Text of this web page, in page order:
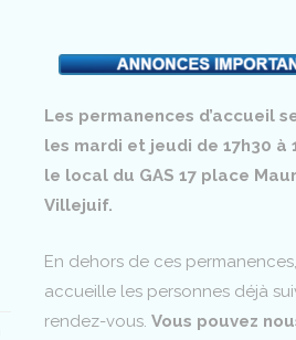
Les permanences d’accueil
les mardi et jeudi de 17h30 à
le local du GAS 17 place
Villejuif.
En dehors de ces
accueille les personnes déjà
rendez-vous. Vous pouvez